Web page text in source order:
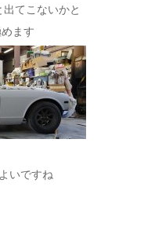
てこないかと
ます
いですね